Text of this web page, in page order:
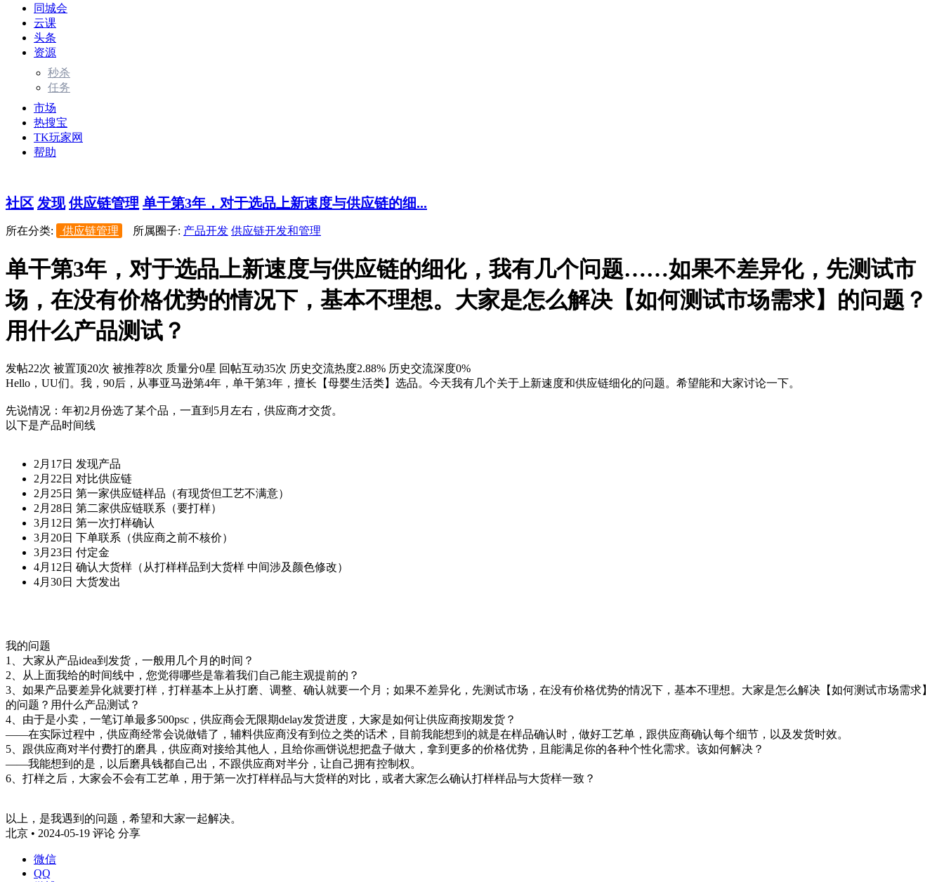
同城会
云课
头条
资源
秒杀
任务
市场
热搜宝
TK玩家网
帮助
社区 发现 供应链管理 单干第3年，对于选品上新速度与供应链的细...
所在分类: 供应链管理 所属圈子: 产品开发 供应链开发和管理
单干第3年，对于选品上新速度与供应链的细化，我有几个问题……如果不差异化，先测试市
场，在没有价格优势的情况下，基本不理想。大家是怎么解决【如何测试市场需求】的问题？
用什么产品测试？
发帖22次 被置顶20次 被推荐8次 质量分0星 回帖互动35次 历史交流热度2.88% 历史交流深度0%
Hello，UU们。我，90后，从事亚马逊第4年，单干第3年，擅长【母婴生活类】选品。今天我有几个关于上新速度和供应链细化的问题。希望能和大家讨论一下。
先说情况：年初2月份选了某个品，一直到5月左右，供应商才交货。
以下是产品时间线
2月17日 发现产品
2月22日 对比供应链
2月25日 第一家供应链样品（有现货但工艺不满意）
2月28日 第二家供应链联系（要打样）
3月12日 第一次打样确认
3月20日 下单联系（供应商之前不核价）
3月23日 付定金
4月12日 确认大货样（从打样样品到大货样 中间涉及颜色修改）
4月30日 大货发出
我的问题
1、大家从产品idea到发货，一般用几个月的时间？
2、从上面我给的时间线中，您觉得哪些是靠着我们自己能主观提前的？
3、如果产品要差异化就要打样，打样基本上从打磨、调整、确认就要一个月；如果不差异化，先测试市场，在没有价格优势的情况下，基本不理想。大家是怎么解决【如何测试市场需求】
的问题？用什么产品测试？
4、由于是小卖，一笔订单最多500psc，供应商会无限期delay发货进度，大家是如何让供应商按期发货？
——在实际过程中，供应商经常会说做错了，辅料供应商没有到位之类的话术，目前我能想到的就是在样品确认时，做好工艺单，跟供应商确认每个细节，以及发货时效。
5、跟供应商对半付费打的磨具，供应商对接给其他人，且给你画饼说想把盘子做大，拿到更多的价格优势，且能满足你的各种个性化需求。该如何解决？
——我能想到的是，以后磨具钱都自己出，不跟供应商对半分，让自己拥有控制权。
6、打样之后，大家会不会有工艺单，用于第一次打样样品与大货样的对比，或者大家怎么确认打样样品与大货样一致？
以上，是我遇到的问题，希望和大家一起解决。
北京 • 2024-05-19 评论 分享
微信
QQ